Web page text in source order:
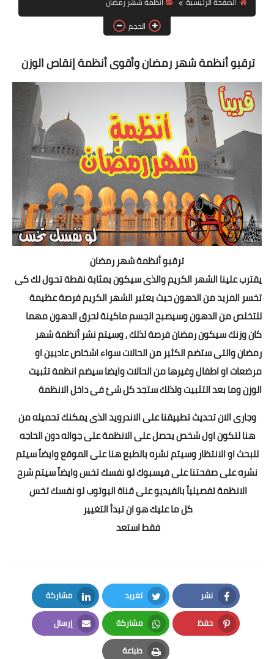
أنظمة شهر رمضان
وصفات الطعام
Diet plan
تعليمات النظام
الحجم
ترقبو أنظمة شهر رمضان وأقوى أنظمة إنقاص الوزن
ترقبو أنظمة شهر رمضان
يقترب علينا الشهر الكريم والذى سيكون بمثابة نقطة تحول لك كى
تخسر المزيد من الدهون حيث يعتبر الشهر الكريم فرصة عظيمة
للتخلص من الدهون وسيصبح الجسم ماكينة لحرق الدهون مهما
كان وزنك سيكون رمضان فرصة لذلك , وسيتم نشر أنظمة شهر
رمضان والتى ستضم الكثير من الحالات سواء اشخاص عاديين او
مرضعات او اطفال وغيرها من الحالات وايضا سيضم انظمة تثبيت
الوزن وما بعد التثبيت ولذلك ستجد كل شئ فى داخل الانظمة
وجارى الان تحديث تطبيقنا على الاندرويد الذى يمكنك تحميله من
هنالتكون اول شخص يحصل على الانظمة على جواله دون الحاجه
للبحث او الانتظار وسيتم نشره بالطبع هنا على الموقع وايضاً سيتم
نشره على صفحتنا علىفيسبوكلو نفسك تخس وايضاً سيتم شرح
الانظمة تفصيلياً بالفيديو علىقناة اليوتوبلو نفسك تخس
كل ما عليك هو ان تبدأ التغيير
فقط استعد
نشر
Facebook
تغريد
Twitter
مشاركة
LinkedIn
حفظ
Pinterest
مشاركة
Whatsapp
إرسال
Email
طباعة